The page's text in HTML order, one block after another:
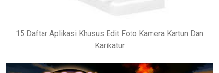
15 Daftar Aplikasi Khusus Edit Foto Kamera Kartun Dan
Karikatur